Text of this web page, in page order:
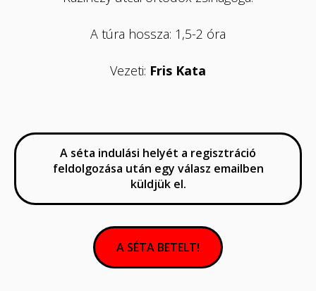
A túra hossza: 1,5-2 óra
Vezeti: Fris Kata
A séta indulási helyét a regisztráció
feldolgozása után egy válasz emailben
küldjük el.
A SÉTA BETELT!